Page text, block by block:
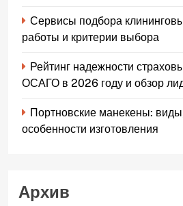
Сервисы подбора
работы и критерии выбора
Рейтинг надежности
ОСАГО в 2026 году и обзор
Портновские манекены:
особенности изготовления
Архив